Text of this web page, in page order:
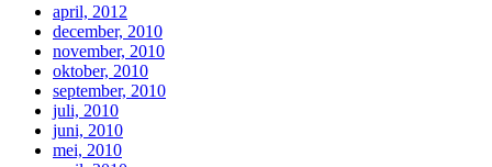
april, 2012
december, 2010
november, 2010
oktober, 2010
september, 2010
juli, 2010
juni, 2010
mei, 2010